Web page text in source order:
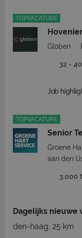
TOPVACATURE
Globen
32 -
Job
TOPVACATURE
Senior
Groene
aan den
3.000
Dagelijks nieuwe
den-haag, 25 km